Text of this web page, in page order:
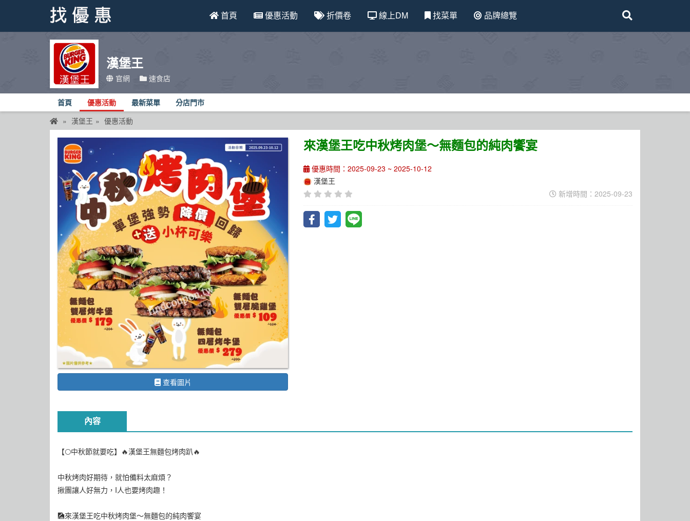
首頁 優惠活動 折價卷 線上DM 找菜單 品牌總覽
漢堡王
官網 速食店
首頁 優惠活動 最新菜單 分店門市
漢堡王 優惠活動
查看圖片
來漢堡王吃中秋烤肉堡～無麵包的純肉饗宴
優惠時間：2025-09-23 ~ 2025-10-12
漢堡王
新增時間：2025-09-23
內容
【🌕中秋節就要吃】🔥漢堡王無麵包烤肉趴🔥
中秋烤肉好期待，就怕備料太麻煩？
揪團讓人好無力，I人也要烤肉趣！
🎑來漢堡王吃中秋烤肉堡～無麵包的純肉饗宴
找優惠